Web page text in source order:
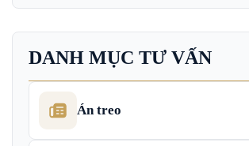
DANH MỤC TƯ VẤN
Án treo